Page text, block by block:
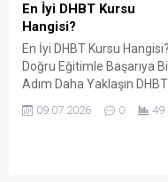
En İyi DHBT Kursu
Hangisi?
En İyi DHBT Kursu Hangisi?
Doğru Eğitimle Başarıya
Adım Daha Yaklaşın DHBT
(Din Hizmetleri Alan Bilgisi
Testi), Diyanet İşleri
09.07.2026 0 49